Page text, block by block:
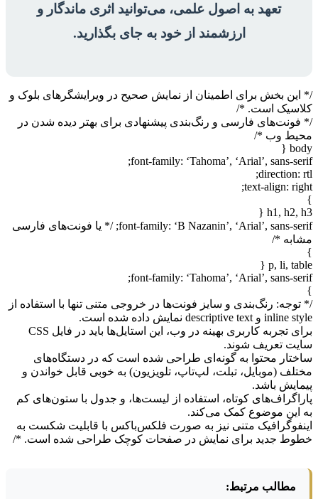
تعهد به اصول علمی، می‌توانید اثری ماندگار و
ارزشمند از خود به جای بگذارید.
/* این بخش برای اطمینان از نمایش صحیح در ویرایشگرهای بلوک و
کلاسیک است. */
/* فونت‌های فارسی و رنگ‌بندی پیشنهادی برای بهتر دیده شدن در
محیط وب */
body {
font-family: ‘Tahoma’, ‘Arial’, sans-serif;
direction: rtl;
text-align: right;
}
h1, h2, h3 {
font-family: ‘B Nazanin’, ‘Arial’, sans-serif; /* یا فونت‌های فارسی
مشابه */
}
p, li, table {
font-family: ‘Tahoma’, ‘Arial’, sans-serif;
}
/* توجه: رنگ‌بندی و سایز فونت‌ها در خروجی متنی تنها با استفاده از
inline style و descriptive text نمایش داده شده است.
برای تجربه کاربری بهینه در وب، این استایل‌ها باید در فایل CSS
سایت تعریف شوند.
ساختار محتوا به گونه‌ای طراحی شده است که در دستگاه‌های
مختلف (موبایل، تبلت، لپ‌تاپ، تلویزیون) به خوبی قابل خواندن و
پیمایش باشد.
پاراگراف‌های کوتاه، استفاده از لیست‌ها، و جدول با ستون‌های کم
به این موضوع کمک می‌کند.
اینفوگرافیک متنی نیز به صورت فلکس‌باکس با قابلیت شکست به
خطوط جدید برای نمایش در صفحات کوچک طراحی شده است. */
مطالب مرتبط: